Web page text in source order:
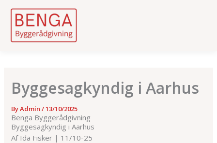
Skip
Byggesagkyndig i Aarhus
ByAdmin/13/10/2025
Benga Byggerådgivning
Byggesagkyndig i Aarhus
Af Ida Fisker | 11/10-25